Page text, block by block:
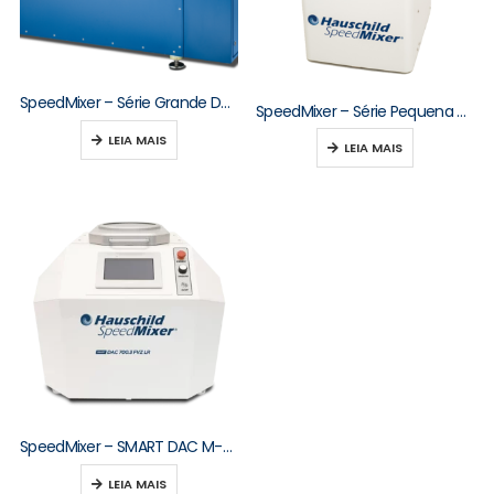
SpeedMixer – Série Grande DAC 3000–10000
LEIA MAIS
SpeedMixer – Série Pequena DAC 150–250
LEIA MAIS
SpeedMixer – SMART DAC M-Series 250–2000 g
LEIA MAIS